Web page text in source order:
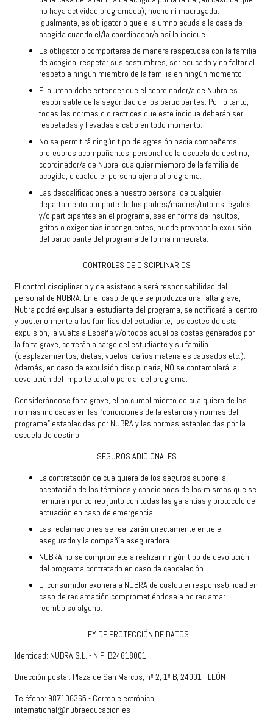
no haya actividad programada), noche ni madrugada.
Igualmente, es obligatorio que el alumno acuda a la casa de
acogida cuando el/la coordinador/a así lo indique.
Es obligatorio comportarse de manera respetuosa con la familia
de acogida: respetar sus costumbres, ser educado y no faltar al
respeto a ningún miembro de la familia en ningún momento.
El alumno debe entender que el coordinador/a de Nubra es
responsable de la seguridad de los participantes. Por lo tanto,
todas las normas o directrices que este indique deberán ser
respetadas y llevadas a cabo en todo momento.
No se permitirá ningún tipo de agresión hacia compañeros,
profesores acompañantes, personal de la escuela de destino,
coordinador/a de Nubra, cualquier miembro de la familia de
acogida, o cualquier persona ajena al programa.
Las descalificaciones a nuestro personal de cualquier
departamento por parte de los padres/madres/tutores legales
y/o participantes en el programa, sea en forma de insultos,
gritos o exigencias incongruentes, puede provocar la exclusión
del participante del programa de forma inmediata.
CONTROLES DE DISCIPLINARIOS
El control disciplinario y de asistencia será responsabilidad del
personal de NUBRA. En el caso de que se produzca una falta grave,
Nubra podrá expulsar al estudiante del programa, se notificará al centro
y posteriormente a las familias del estudiante, los costes de esta
expulsión, la vuelta a España y/o todos aquellos costes generados por
la falta grave, correrán a cargo del estudiante y su familia
(desplazamientos, dietas, vuelos, daños materiales causados etc.).
Además, en caso de expulsión disciplinaria, NO se contemplará la
devolución del importe total o parcial del programa.
Considerándose falta grave, el no cumplimiento de cualquiera de las
normas indicadas en las “condiciones de la estancia y normas del
programa” establecidas por NUBRA y las normas establecidas por la
escuela de destino.
SEGUROS ADICIONALES
La contratación de cualquiera de los seguros supone la
aceptación de los términos y condiciones de los mismos que se
remitirán por correo junto con todas las garantías y protocolo de
actuación en caso de emergencia.
Las reclamaciones se realizarán directamente entre el
asegurado y la compañía aseguradora.
NUBRA no se compromete a realizar ningún tipo de devolución
del programa contratado en caso de cancelación.
El consumidor exonera a NUBRA de cualquier responsabilidad en
caso de reclamación comprometiéndose a no reclamar
reembolso alguno.
LEY DE PROTECCIÓN DE DATOS
Identidad: NUBRA S.L. - NIF: B24618001
Dirección postal: Plaza de San Marcos, nº 2, 1º B, 24001 - LEÓN
Teléfono: 987106365 - Correo electrónico:
international@nubraeducacion.es